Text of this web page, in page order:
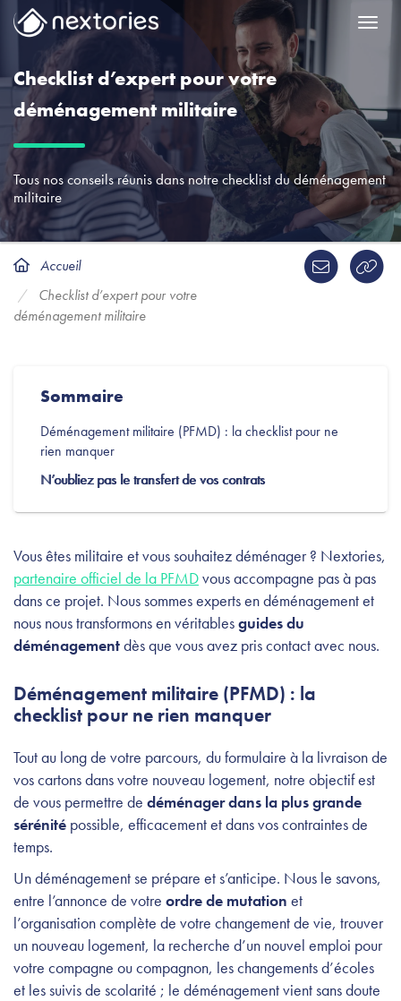
Checklist d’expert pour votre
déménagement militaire
Tous nos conseils réunis dans notre checklist du déménagement
militaire
Accueil
Checklist d’expert pour votre
déménagement militaire
Sommaire
Déménagement militaire (PFMD) : la checklist pour ne
rien manquer
N’oubliez pas le transfert de vos contrats
Vous êtes militaire et vous souhaitez déménager ? Nextories,
partenaire officiel de la PFMDvous accompagne pas à pas
dans ce projet. Nous sommes experts en déménagement et
nous nous transformons en véritablesguides du
déménagementdès que vous avez pris contact avec nous.
Déménagement militaire (PFMD) : la
checklist pour ne rien manquer
Tout au long de votre parcours, du formulaire à la livraison de
vos cartons dans votre nouveau logement, notre objectif est
de vous permettre de déménager dans la plus grande
sérénité possible, efficacement et dans vos contraintes de
temps.
Un déménagement se prépare et s’anticipe. Nous le savons,
entre l’annonce de votre ordre de mutation et
l’organisation complète de votre changement de vie, trouver
un nouveau logement, la recherche d’un nouvel emploi pour
votre compagne ou compagnon, les changements d’écoles
et les suivis de scolarité ; le déménagement vient sans doute